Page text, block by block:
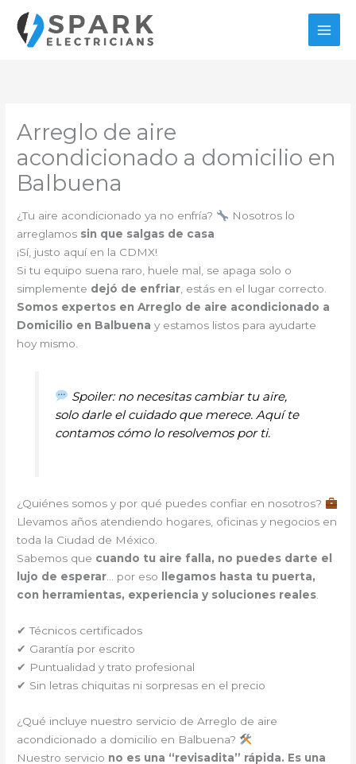
contenido
Arreglo de aire
acondicionado a domicilio en
Balbuena
¿Tu aire acondicionado ya no enfría?
Nosotros lo
arreglamos sin que salgas de casa
¡Sí, justo aquí en la CDMX!
Si tu equipo suena raro, huele mal, se apaga solo o
simplemente dejó de enfriar, estás en el lugar correcto.
Somos expertos en Arreglo de aire acondicionado a
Domicilio en Balbuena y estamos listos para ayudarte
hoy mismo.
Spoiler: no necesitas cambiar tu aire,
solo darle el cuidado que merece. Aquí te
contamos cómo lo resolvemos por ti.
¿Quiénes somos y por qué puedes confiar en nosotros?
Llevamos años atendiendo hogares, oficinas y negocios en
toda la Ciudad de México.
Sabemos que cuando tu aire falla, no puedes darte el
lujo de esperar… por eso
llegamos hasta tu puerta,
con herramientas, experiencia y soluciones reales.
✔ Técnicos certificados
✔ Garantía por escrito
✔ Puntualidad y trato profesional
✔ Sin letras chiquitas ni sorpresas en el precio
¿Qué incluye nuestro servicio de Arreglo de aire
acondicionado a domicilio en Balbuena?
Nuestro servicio no es una “revisadita” rápida. Es una